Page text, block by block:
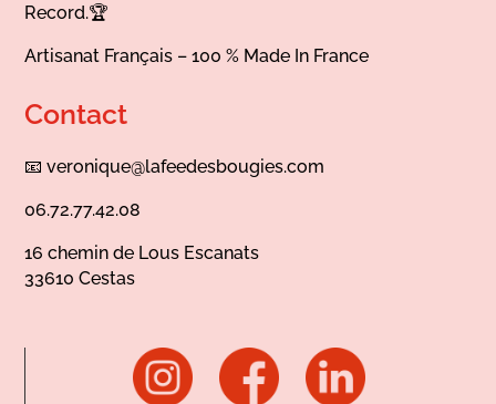
Record.🏆
Artisanat Français – 100 % Made In France
Contact
📧veronique@lafeedesbougies.com
06.72.77.42.08
16 chemin de Lous Escanats
33610 Cestas